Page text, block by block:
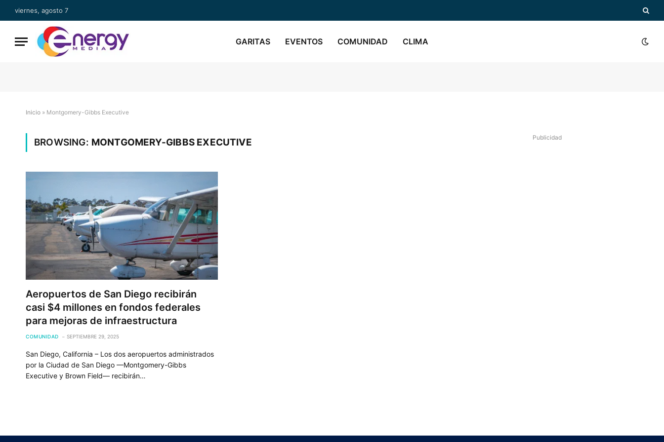
viernes, agosto 7
GARITAS EVENTOS COMUNIDAD CLIMA
Inicio » Montgomery-Gibbs Executive
BROWSING: MONTGOMERY-GIBBS EXECUTIVE
Aeropuertos de San Diego recibirán
casi $4 millones en fondos federales
para mejoras de infraestructura
COMUNIDAD SEPTIEMBRE 29, 2025
San Diego, California – Los dos aeropuertos administrados
por la Ciudad de San Diego —Montgomery-Gibbs
Executive y Brown Field— recibirán…
Publicidad